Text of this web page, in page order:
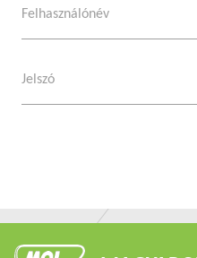
Felhasználónév
Jelszó